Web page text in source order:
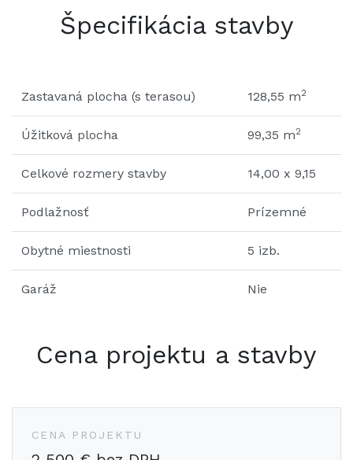
Špecifikácia stavby
Zastavaná plocha (s terasou) 128,55 m2
Úžitková plocha 99,35 m2
Celkové rozmery stavby 14,00 x 9,15
Podlažnosť Prízemné
Obytné miestnosti 5 izb.
Garáž Nie
Cena projektu a stavby
CENA PROJEKTU